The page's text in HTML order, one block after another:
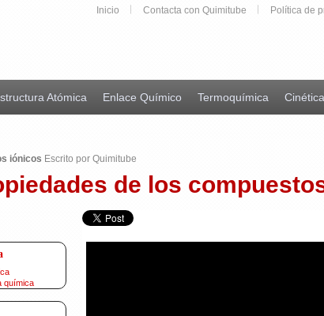
Inicio Contacta con Quimitube Política de
Atómica Enlace Químico Termoquímica Cinética
iónicos Escrito por Quimitube
de los
química